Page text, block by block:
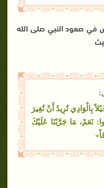
في صعود النبي صلى الله
بِالْوَادِي تُرِيدُ أَنْ تُغِيرَ
نَعَمْ، مَا جَرَّبْنَا عَلَيْكَ